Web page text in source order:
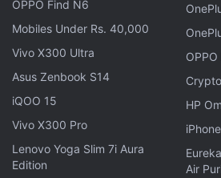
meilleurs smartphones
le marché pour la vidéographie
excellente stabilisation vidéo et
cinématique. L'optimisation des
constitue également un atout
Ce dernier est équipé d'un triple
arrière comprenant un capteur
mégapixels, un objectif ultra
OPPO Find N6
Mobiles Under Rs. 40,000
Vivo X300 Ultra
Asus Zenbook S14
iQOO 15
Vivo X300 Pro
Lenovo Yoga Slim 7i Aura
Edition
HP
Air